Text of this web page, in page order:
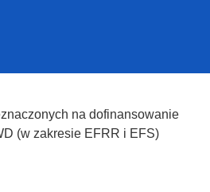
na dofinansowanie
(w zakresie EFRR i EFS)